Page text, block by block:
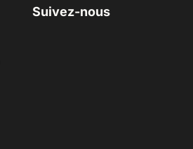
Suivez-nous